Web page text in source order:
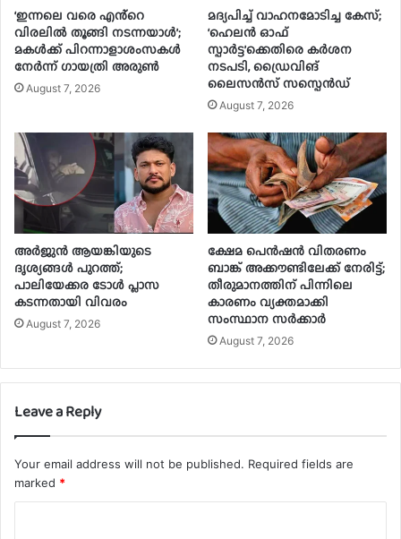
‘ഇന്നലെ വരെ എൻ്റെ
വിരലിൽ തൂങ്ങി നടന്നയാൾ’;
മകൾ‌ക്ക് പിറന്നാളാശംസകൾ
നേർന്ന് ഗായത്രി അരുൺ
August 7, 2026
മദ്യപിച്ച് വാഹനമോടിച്ച കേസ്;
‘ഹെലൻ ഓഫ്
സ്പാർട്ട’ക്കെതിരെ കർശന
നടപടി, ഡ്രൈവിങ്
ലൈസൻസ് സസ്പെൻഡ്
August 7, 2026
അർജുൻ ആയങ്കിയുടെ
ദൃശ്യങ്ങൾ പുറത്ത്;
പാലിയേക്കര ടോൾ പ്ലാസ
കടന്നതായി വിവരം
August 7, 2026
ക്ഷേമ പെൻഷൻ വിതരണം
ബാങ്ക് അക്കൗണ്ടിലേക്ക് നേരിട്ട്;
തീരുമാനത്തിന് പിന്നിലെ
കാരണം വ്യക്തമാക്കി
സംസ്ഥാന സർക്കാർ
August 7, 2026
Leave a Reply
Your email address will not be published. Required fields are
marked *